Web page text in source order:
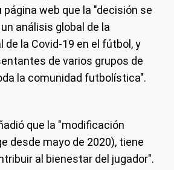
web que la "decisión se
análisis global de la
la Covid-19 en el fútbol, y
de varios grupos de
la comunidad futbolística".
que la "modificación
desde mayo de 2020), tiene
al bienestar del jugador".